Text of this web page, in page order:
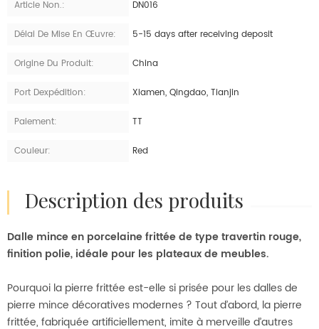
Article Non.: DN016
Délai De Mise En Œuvre: 5-15 days after receiving deposit
Origine Du Produit: China
Port Dexpédition: Xiamen, Qingdao, Tianjin
Paiement: TT
Couleur: Red
description des produits
Dalle mince en porcelaine frittée de type travertin rouge,
finition polie, idéale pour les plateaux de meubles.
Pourquoi la pierre frittée est-elle si prisée pour les dalles de
pierre mince décoratives modernes ? Tout d’abord, la pierre
frittée, fabriquée artificiellement, imite à merveille d’autres